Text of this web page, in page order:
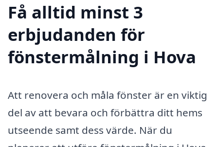
Få alltid minst 3
erbjudanden för
fönstermålning i Hova
Att renovera och måla fönster är en viktig
del av att bevara och förbättra ditt hems
utseende samt dess värde. När du